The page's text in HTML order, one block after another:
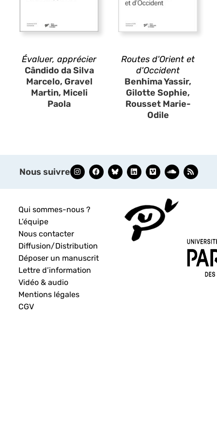
Évaluer, apprécier
Cândido da Silva
Marcelo, Gravel
Martin, Miceli
Paola
Routes d'Orient et
d'Occident
Benhima Yassir,
Gilotte Sophie,
Rousset Marie-
Odile
Nous suivre
Qui sommes-nous ?
L’équipe
Nous contacter
Diffusion/Distribution
Déposer un manuscrit
Lettre d’information
Vidéo & audio
Mentions légales
CGV